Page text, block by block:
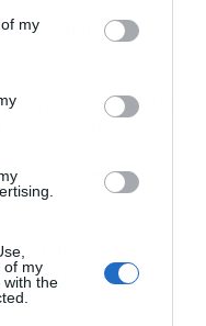
my
of my
with the
Αττική: Ποιους
αεροπλάνα: Παρά
του Σίδνεϊ
εγκατάσταση της
ρεπορτάζ” απαντά